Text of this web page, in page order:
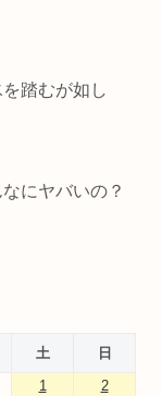
踏むが如し
にヤバいの？
土
日
1
2